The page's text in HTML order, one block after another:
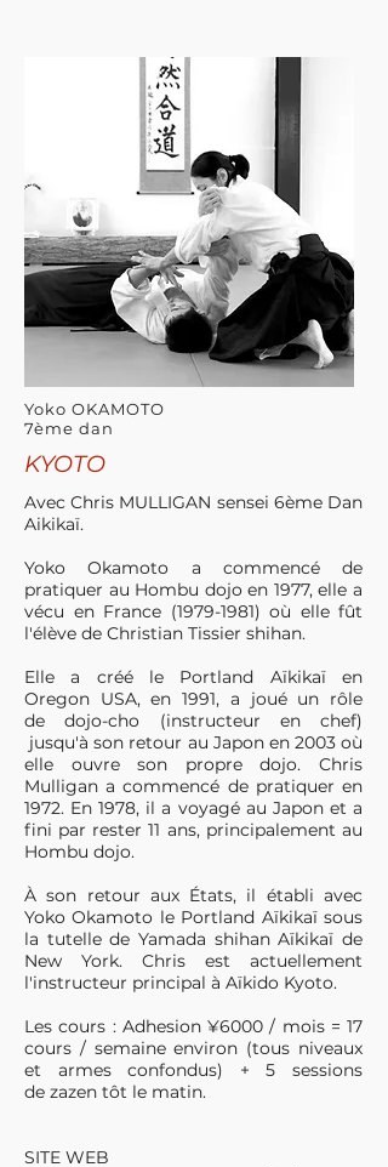
Yoko OKAMOTO
7ème dan
KYOTO
Avec Chris MULLIGAN sensei 6ème Dan
Aikikaï.
Yoko Okamoto a commencé de
pratiquer au Hombu dojo en 1977, elle a
vécu en France (1979-1981) où elle fût
l'élève de Christian Tissier shihan.
Elle a créé le Portland Aïkikaï en
Oregon USA, en 1991, a joué un rôle
de dojo-cho (instructeur en chef)
jusqu'à son retour au Japon en 2003 où
elle ouvre son propre dojo. Chris
Mulligan a commencé de pratiquer en
1972. En 1978, il a voyagé au Japon et a
fini par rester 11 ans, principalement au
Hombu dojo.
À son retour aux États, il établi avec
Yoko Okamoto le Portland Aïkikaï sous
la tutelle de Yamada shihan Aïkikaï de
New York. Chris est actuellement
l'instructeur principal à Aïkido Kyoto. ​
Les cours : Adhesion ¥6000 / mois = 17
cours / semaine environ (tous niveaux
et armes confondus) + 5 sessions
de zazen tôt le matin.
SITE WEB